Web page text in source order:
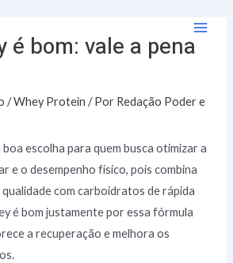
Main
é bom: vale a pena
/Whey Protein / Por Redação Poder e
escolha para quem busca otimizar a
e o desempenho físico, pois combina
com carboidratos de rápida
é bom justamente por essa fórmula
a recuperação e melhora os